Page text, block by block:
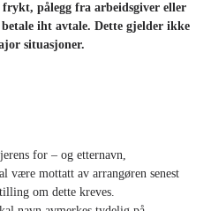
frykt, pålegg fra arbeidsgiver eller
iht avtale. Dette gjelder ikke
situasjoner.
for – og etternavn,
være mottatt av arrangøren senest
om dette kreves.